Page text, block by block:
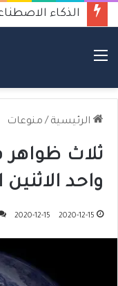
القائمة
الرئيسية / منوعات
ثلاث ظواهر
واحد
2020-12-15
2020-12-15